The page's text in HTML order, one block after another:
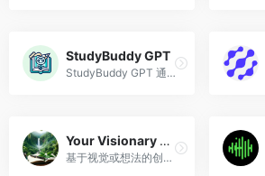
StudyBuddy GPT
StudyBuddy GPT 通过提供解释和学习资源来帮助学生完成数学、论文写作和科学作业。
Your Visionary Powered by AI for All Inc.
基于视觉或想法的创意写作和图像制作。